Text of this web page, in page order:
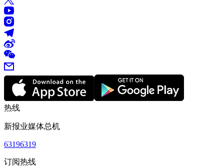
热线
新报业媒体总机
63196319
订阅热线